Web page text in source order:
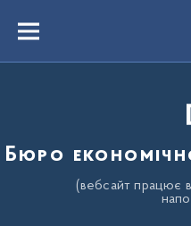
вмістуMenu
Бюро
(вебсайт працює